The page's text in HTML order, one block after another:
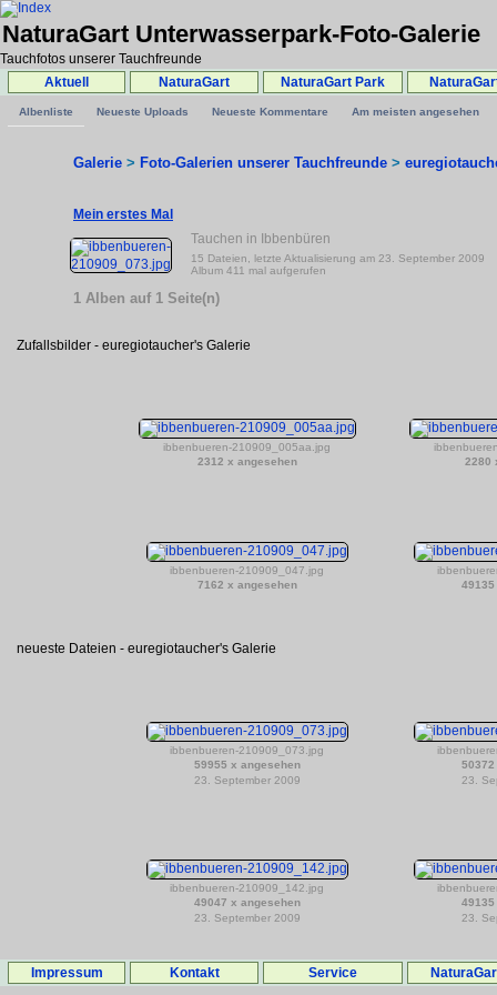
NaturaGart Unterwasserpark-Foto-Galerie
Tauchfotos unserer Tauchfreunde
Aktuell
NaturaGart NaturaGart Park
Albenliste Neueste Uploads Neueste Kommentare Am meisten angesehen
Galerie > Foto-Galerien unserer Tauchfreunde >
Mein erstes Mal
Tauchen in Ibbenbüren
15 Dateien, letzte Aktualisierung am 23. September 2009
Album 411 mal aufgerufen
1 Alben auf 1 Seite(n)
Zufallsbilder - euregiotaucher's Galerie
ibbenbueren-210909_005aa.jpg
2312 x angesehen
2280
ibbenbueren-210909_047.jpg
7162 x angesehen
neueste Dateien - euregiotaucher's Galerie
ibbenbueren-210909_073.jpg
59955 x angesehen
23. September 2009
23.
ibbenbueren-210909_142.jpg
49047 x angesehen
23. September 2009
23.
Impressum Kontakt Service